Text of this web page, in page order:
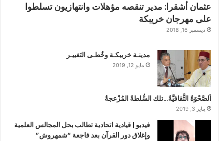
عثمان أشقرا: مدير تنقصه مؤهلات وانتهازيون تسلطوا
على مهرجان خريبكة
ديسمبر 16, 2018
مدينـة خريبكـة وخُطـى التَغييـر
مايو 12, 2019
اَلصَّحْوَةُ الثَّقافيَّةُ…تلك السُّلطةُ المُزْعجةُ
يناير 3, 2019
فيديو | قيادية اتحادية تطالب بحل المجالس العلمية
وإغلاق دور القرآن بعد فاجعة “شمهروش”